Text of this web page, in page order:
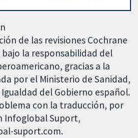
de las revisiones Cochrane
la responsabilidad del
gracias a la
por el Ministerio de Sanidad,
Igualdad del Gobierno español.
con la traducción, por
Infoglobal Suport,
suport.com.